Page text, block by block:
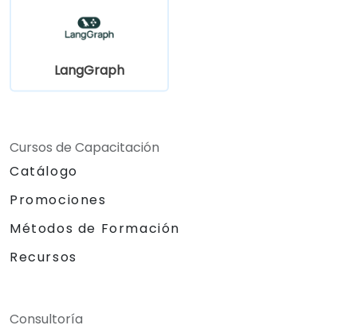
LangGraph
Cursos de Capacitación
Catálogo
Promociones
Métodos de Formación
Recursos
Consultoría